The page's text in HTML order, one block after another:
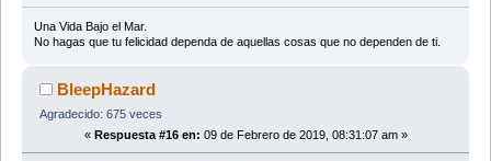
Una Vida Bajo el Mar.
No hagas que tu felicidad dependa de aquellas cosas que no dependen de ti.
BleepHazard
Agradecido: 675 veces
« Respuesta #16 en: 09 de Febrero de 2019, 08:31:07 am »